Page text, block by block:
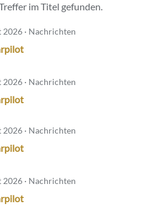
im Titel gefunden.
2026 · Nachrichten
2026 · Nachrichten
2026 · Nachrichten
2026 · Nachrichten